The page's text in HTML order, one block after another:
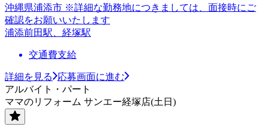
沖縄県浦添市 ※詳細な勤務地につきましては、面接時にご
確認をお願いいたします
浦添前田駅、経塚駅
交通費支給
詳細を見る
応募画面に進む
アルバイト・パート
ママのリフォーム サンエー経塚店(土日)